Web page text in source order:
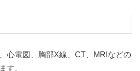
心電図、胸部X線、CT、MRIなどの
す。